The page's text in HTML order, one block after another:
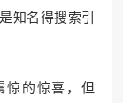
知名得搜索引
惊的惊喜，但